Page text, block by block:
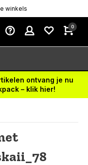
winkels
0
ontvang je nu
– klik hier!